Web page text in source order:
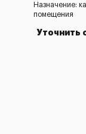
Назначение:
помещения
Уточнить